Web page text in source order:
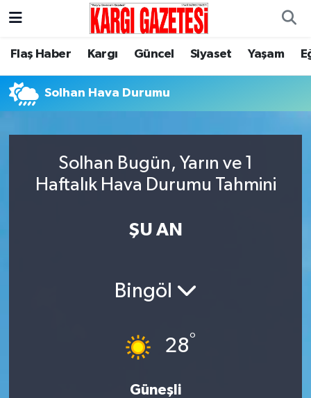
Flaş Haber Kargı Güncel Siyaset Yaşam
Solhan Hava Durumu
Solhan Bugün, Yarın ve 1
Haftalık Hava Durumu Tahmini
ŞU AN
Bingöl
28°
Güneşli
Flaş Haber
Kargı
Siyaset
Yaşam
Nöbetçi Eczaneler
Hava Durumu
Trafik Durumu
Süper Lig Puan Durumu ve Fikstür